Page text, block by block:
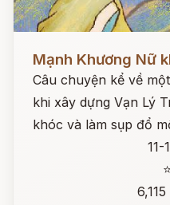
Mạnh Khương Nữ
Câu chuyện kể về
khi xây dựng Vạn Lý
khóc và làm sụp đổ
11-